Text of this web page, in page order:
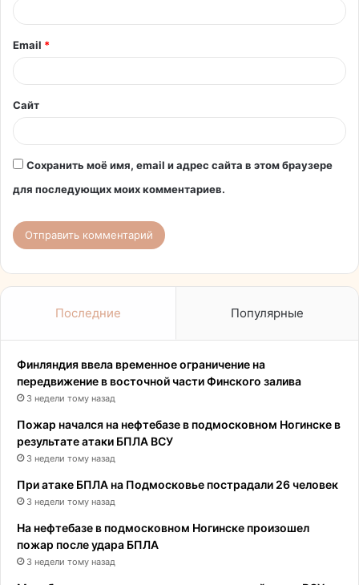
й
*
Email *
Сайт
Сохранить моё имя, email и адрес сайта в этом браузере
для последующих моих комментариев.
Последние Популярные
Финляндия ввела временное ограничение на
передвижение в восточной части Финского залива
3 недели тому назад
Пожар начался на нефтебазе в подмосковном Ногинске в
результате атаки БПЛА ВСУ
3 недели тому назад
При атаке БПЛА на Подмосковье пострадали 26 человек
3 недели тому назад
На нефтебазе в подмосковном Ногинске произошел
пожар после удара БПЛА
3 недели тому назад